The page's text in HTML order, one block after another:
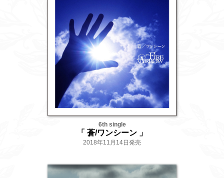
6th single
「 蒼/ワンシーン 」
2018年11月14日発売